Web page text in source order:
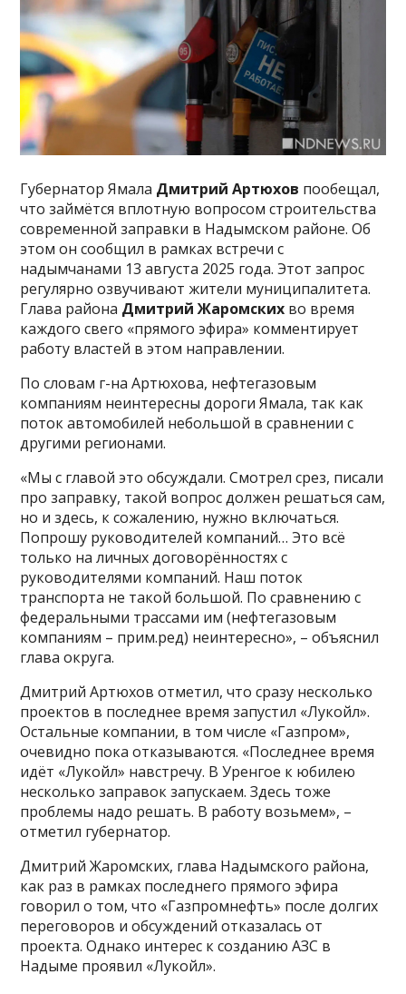
Губернатор Ямала Дмитрий Артюхов пообещал,
что займётся вплотную вопросом строительства
современной заправки в Надымском районе. Об
этом он сообщил в рамках встречи с
надымчанами 13 августа 2025 года. Этот запрос
регулярно озвучивают жители муниципалитета.
Глава района Дмитрий Жаромских во время
каждого свего «прямого эфира» комментирует
работу властей в этом направлении.
По словам г-на Артюхова, нефтегазовым
компаниям неинтересны дороги Ямала, так как
поток автомобилей небольшой в сравнении с
другими регионами.
«Мы с главой это обсуждали. Смотрел срез, писали
про заправку, такой вопрос должен решаться сам,
но и здесь, к сожалению, нужно включаться.
Попрошу руководителей компаний… Это всё
только на личных договорённостях с
руководителями компаний. Наш поток
транспорта не такой большой. По сравнению с
федеральными трассами им (нефтегазовым
компаниям – прим.ред) неинтересно», – объяснил
глава округа.
Дмитрий Артюхов отметил, что сразу несколько
проектов в последнее время запустил «Лукойл».
Остальные компании, в том числе «Газпром»,
очевидно пока отказываются. «Последнее время
идёт «Лукойл» навстречу. В Уренгое к юбилею
несколько заправок запускаем. Здесь тоже
проблемы надо решать. В работу возьмем», –
отметил губернатор.
Дмитрий Жаромских, глава Надымского района,
как раз в рамках последнего прямого эфира
говорил о том, что «Газпромнефть» после долгих
переговоров и обсуждений отказалась от
проекта. Однако интерес к созданию АЗС в
Надыме проявил «Лукойл».